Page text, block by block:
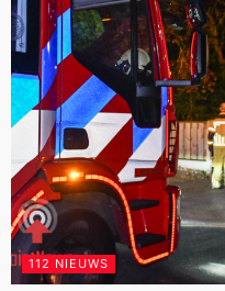
112 NIEUWS